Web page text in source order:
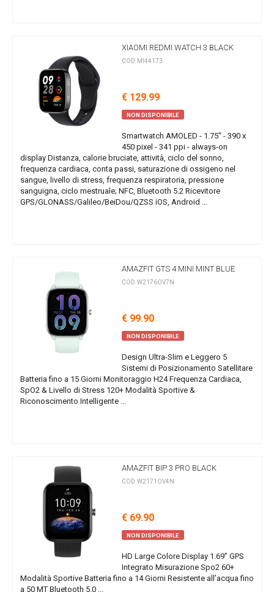
XIAOMI REDMI WATCH 3 BLACK
COD.MI44173
€ 129.99
NON DISPONIBILE
Smartwatch AMOLED - 1.75" - 390 x
450 pixel - 341 ppi - always-on
display Distanza, calorie bruciate, attività, ciclo del sonno,
frequenza cardiaca, conta passi, saturazione di ossigeno nel
sangue, livello di stress, frequenza respiratoria, pressione
sanguigna, ciclo mestruale; NFC, Bluetooth 5.2 Ricevitore
GPS/GLONASS/Galileo/BeiDou/QZSS iOS, Android ...
AMAZFIT GTS 4 MINI MINT BLUE
COD.W2176OV7N
€ 99.90
NON DISPONIBILE
Design Ultra-Slim e Leggero 5
Sistemi di Posizionamento Satellitare
Batteria fino a 15 Giorni Monitoraggio H24 Frequenza Cardiaca,
SpO2 & Livello di Stress 120+ Modalità Sportive &
Riconoscimento Intelligente ...
AMAZFIT BIP 3 PRO BLACK
COD.W2171OV4N
€ 69.90
NON DISPONIBILE
HD Large Colore Display 1.69” GPS
Integrato Misurazione Spo2 60+
Modalità Sportive Batteria fino a 14 Giorni Resistente all’acqua fino
a 50 MT Bluetooth 5.0 ...